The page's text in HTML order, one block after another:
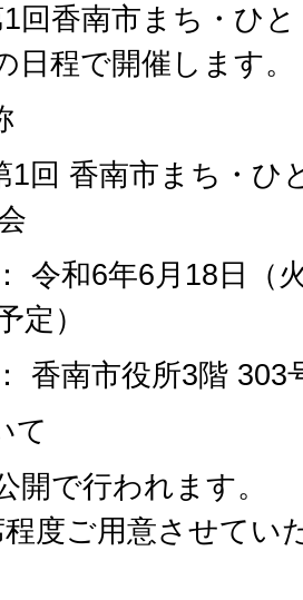
回香南市まち・ひ
日程で開催します。
1回 香南市まち・ひ
令和6年6月18日（
定）
香南市役所3階 303
て
開で行われます。
度ご用意させてい